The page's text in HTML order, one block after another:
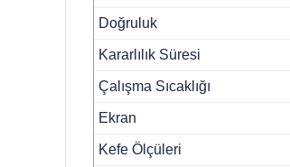
Doğruluk
Kararlılık Süresi
Çalışma Sıcaklığı
Ekran
Kefe Ölçüleri